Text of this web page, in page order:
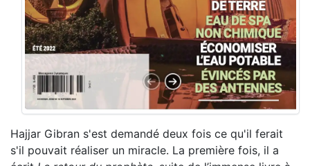
Hajjar Gibran s'est demandé deux fois ce qu'il ferait
s'il pouvait réaliser un miracle. La première fois, il a